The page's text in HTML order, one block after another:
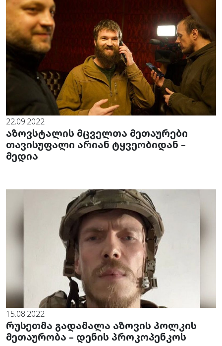
22.09.2022
აზოვსტალის მცველთა მეთაურები
თავისუფალი არიან ტყვეობიდან –
მედია
15.08.2022
რუსეთმა გადამალა აზოვის პოლკის
მეთაურობა – დენის პროკოპენკოს